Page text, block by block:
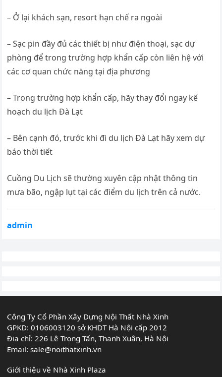
– Ở lại khách sạn, resort hạn chế ra ngoài
– Sạc pin đầy đủ các thiết bị như điện thoại, sạc dự
phòng để trong trường hợp khẩn cấp còn liên hệ với
các cơ quan chức năng tại địa phương
– Trong trường hợp khẩn cấp, hãy thay đổi ngay kế
hoạch du lịch Đà Lạt
– Bên cạnh đó, trước khi đi du lịch Đà Lạt hãy xem dự
báo thời tiết
Cuồng Du Lịch sẽ thường xuyên cập nhật thông tin
mưa bão, ngập lụt tại các điểm du lịch trên cả nước.
admin
Công Ty Cổ Phần Xây Dựng Nội Thất Nhà Xinh
GPKD: 0106003120 sở KHDT Hà Nội cấp 2012
Địa chỉ: 226 Lê Trọng Tấn, Thanh Xuân, Hà Nội
Email:sale@noithatxinh.vn
Giới thiệu về Nhà Xinh Plaza